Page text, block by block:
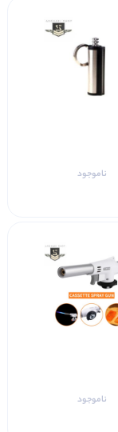
ناموجود
ناموجود